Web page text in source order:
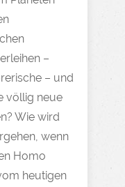
–
– und
völlig neue
Wie wird
wenn
Homo
heutigen